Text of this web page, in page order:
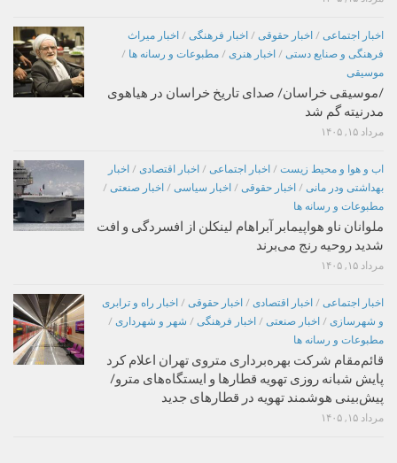
اخبار اجتماعی / اخبار حقوقی / اخبار فرهنگی / اخبار میراث
فرهنگی و صنایع دستی / اخبار هنری / مطبوعات و رسانه ها /
موسیقی
/موسیقی خراسان/ صدای تاریخ خراسان در هیاهوی
مدرنیته گم شد
مرداد ۱۵, ۱۴۰۵
اب و هوا و محیط زیست / اخبار اجتماعی / اخبار اقتصادی / اخبار
بهداشتی ودر مانی / اخبار حقوقی / اخبار سیاسی / اخبار صنعتی /
مطبوعات و رسانه ها
ملوانان ناو هواپیمابر آبراهام لینکلن از افسردگی و افت
شدید روحیه رنج می‌برند
مرداد ۱۵, ۱۴۰۵
اخبار اجتماعی / اخبار اقتصادی / اخبار حقوقی / اخبار راه و ترابری
و شهرسازی / اخبار صنعتی / اخبار فرهنگی / شهر و شهرداری /
مطبوعات و رسانه ها
قائم‌مقام شرکت بهره‌برداری متروی تهران اعلام کرد
پایش شبانه روزی تهویه قطارها و ایستگاه‌های مترو/
پیش‌بینی هوشمند تهویه در قطارهای جدید
مرداد ۱۵, ۱۴۰۵